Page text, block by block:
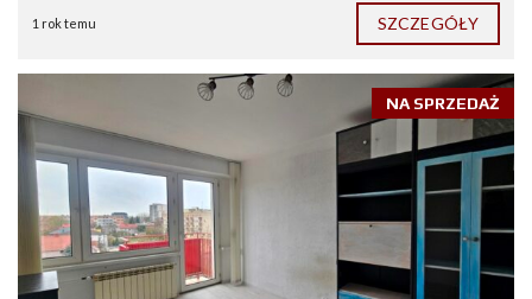
1 rok temu SZCZEGÓŁY
NA SPRZEDAŻ